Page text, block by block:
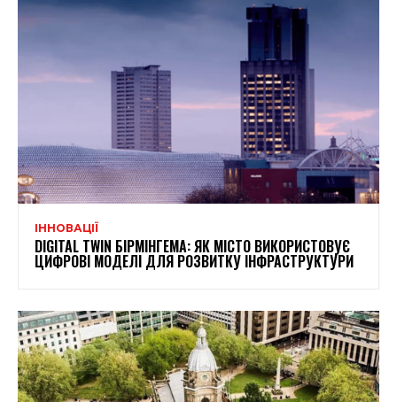
ІННОВАЦІЇ
DIGITAL TWIN БІРМІНГЕМА: ЯК МІСТО ВИКОРИСТОВУЄ
ЦИФРОВІ МОДЕЛІ ДЛЯ РОЗВИТКУ ІНФРАСТРУКТУРИ